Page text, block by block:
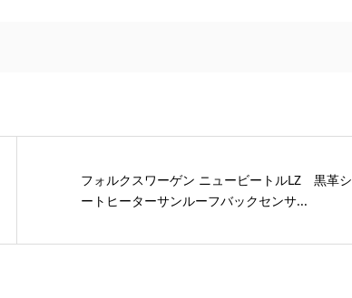
フォルクスワーゲン ニュービートルLZ 黒革シ
ートヒーターサンルーフバックセンサ...